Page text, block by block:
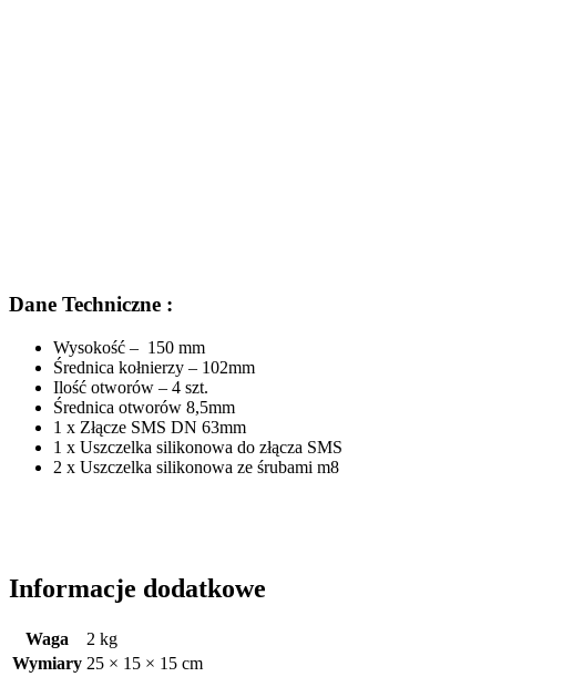
Dane Techniczne :
Wysokość – 150 mm
Średnica kołnierzy – 102mm
Ilość otworów – 4 szt.
Średnica otworów 8,5mm
1 x Złącze SMS DN 63mm
1 x Uszczelka silikonowa do złącza SMS
2 x Uszczelka silikonowa ze śrubami m8
Informacje dodatkowe
Waga
2 kg
Wymiary 25 × 15 × 15 cm